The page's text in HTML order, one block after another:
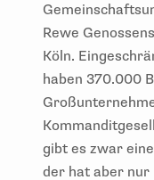
Rewe
Köln.
haben 370.000
gibt es zwar
der hat aber nur